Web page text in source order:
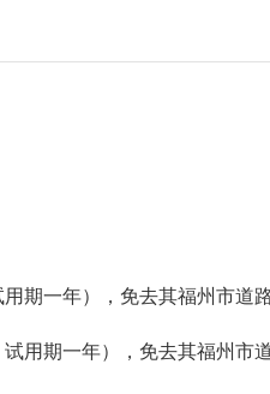
期一年），免去其福州市道
用期一年），免去其福州市